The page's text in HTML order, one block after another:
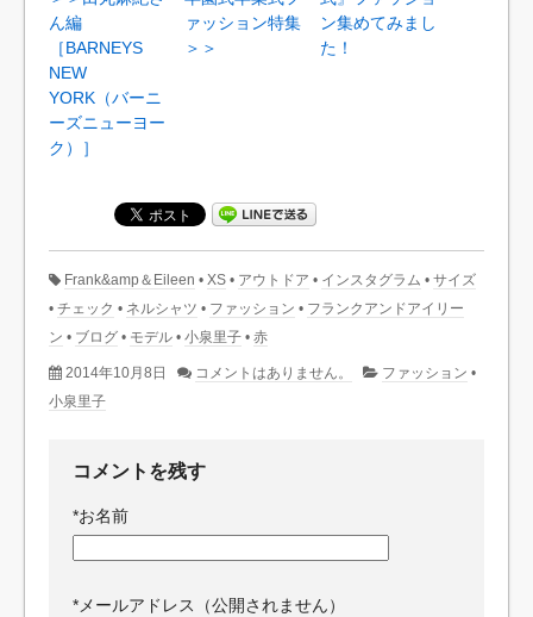
ん編
［BARNEYS
NEW
YORK（バーニ
ーズニューヨー
ク）］
ァッション特集
＞＞
ン集めてみまし
た！
Frank&amp＆Eileen • XS • アウトドア • インスタグラム • サイズ
• チェック • ネルシャツ • ファッション • フランクアンドアイリー
ン • ブログ • モデル • 小泉里子 • 赤
2014年10月8日 コメントはありません。 ファッション •
小泉里子
コメントを残す
*お名前
*メールアドレス（公開されません）